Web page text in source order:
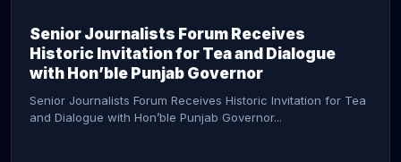
Senior Journalists Forum Receives
Historic Invitation for Tea and Dialogue
with Hon’ble Punjab Governor
Senior Journalists Forum Receives Historic Invitation for Tea
and Dialogue with Hon’ble Punjab Governor...